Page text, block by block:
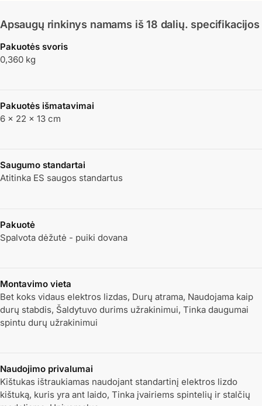
Apsaugų rinkinys namams iš 18 dalių. specifikacijos
Pakuotės svoris
0,360 kg
Pakuotės išmatavimai
6 × 22 × 13 cm
Saugumo standartai
Atitinka ES saugos standartus
Pakuotė
Spalvota dėžutė - puiki dovana
Montavimo vieta
Bet koks vidaus elektros lizdas, Durų atrama, Naudojama kaip
durų stabdis, Šaldytuvo durims užrakinimui, Tinka daugumai
spintu durų užrakinimui
Naudojimo privalumai
Kištukas ištraukiamas naudojant standartinį elektros lizdo
kištuką, kuris yra ant laido, Tinka įvairiems spintelių ir stalčių